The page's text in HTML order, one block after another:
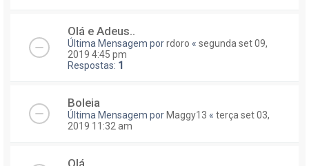
Olá e Adeus..
Última Mensagem porrdoro « segunda set 09,
2019 4:45 pm
Respostas: 1
Boleia
Última Mensagem por Maggy13 « terça set 03,
2019 11:32 am
Olá